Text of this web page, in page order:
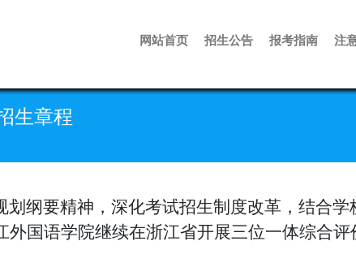
网站首页 招生公告 报考指南 注
生章程
纲要精神，深化考试招生制度改革，结合
外国语学院继续在浙江省开展三位一体综合评